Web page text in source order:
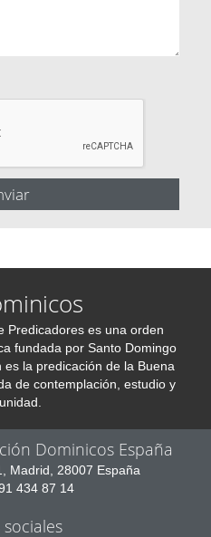
Predicadores es una orden
fundada por Santo Domingo
la predicación de la Buena
de contemplación, estudio y
Dominicos España
Madrid, 28007 España
434 87 14
sociales